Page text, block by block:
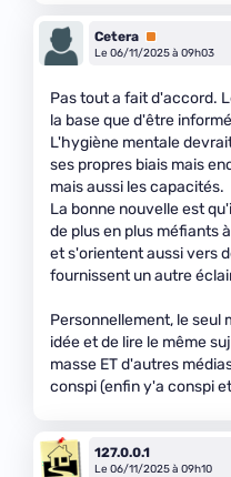
Cetera Premium
Le 06/11/2025 à 09h03
Pas tout a fait d'accord.
la base que d'être
L'hygiène mentale
ses propres biais mais
mais aussi les capacités.
La bonne nouvelle est
de plus en plus méfiants
et s'orientent aussi vers
fournissent un autre
Personnellement, le seul
idée et de lire le même
masse ET d'autres
conspi (enfin y'a conspi
127.0.0.1
Le 06/11/2025 à 09h10